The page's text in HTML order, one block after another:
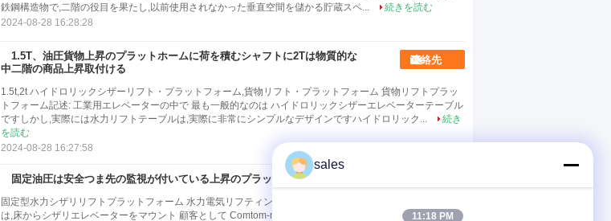
鉄鋼構造物で,二階の役目を果たし,以前使用されなかった垂直空間を儲かる貯蔵スペ...
続きを読む
2024-08-28 16:28:28
1.5T、油圧貨物上昇のプラットホームに荷を積むシャフトに2Tは物質的な
中二階の商品上昇取付ける
連絡先
1.5t,2t ハイドロリックシザーリフト・プラットフォーム,貨物リフト・プラットフォーム 貨物リフトプラッ
トフォーム記述: 工業用エレベーターの中で 最も一般的なのは ハイドロリックシザーエレベーターテーブル
ですしかし,実際には水力リフトテーブルは,実際に非常にシンプルなデザインですハイドロリック...
続き
を読む
2024-08-28 16:27:58
固定油圧は安全つま先の監視が付いている上昇のプラットホームを切る
固定型水力シザリリフトプラットフォーム 水力電気リフティング オーダーメイド 固定シザリエレベーター
は,床からシザリエレベーターをマウント 顧客として Comtom-made 固定シザリリフト 説明: 1固定シザリリ
sales
11:18 PM